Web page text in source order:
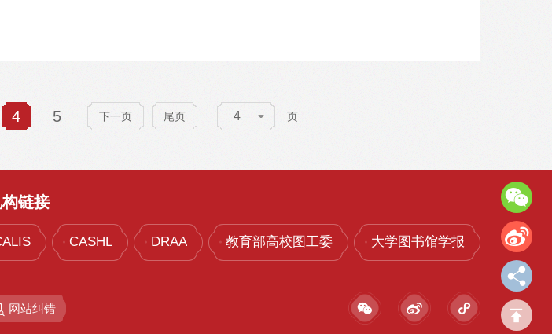
4 5 下一页 尾页 4 页
链接
CASHL DRAA 教育部高校图工委 大学图书馆学报
网站纠错